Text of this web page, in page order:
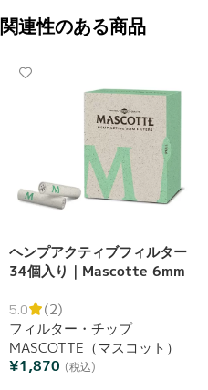
関連性のある商品
ヘンプアクティブフィルター
34個入り｜Mascotte 6mm
5.0
(2)
フィルター・チップ
MASCOTTE（マスコット）
¥1,870 (税込)